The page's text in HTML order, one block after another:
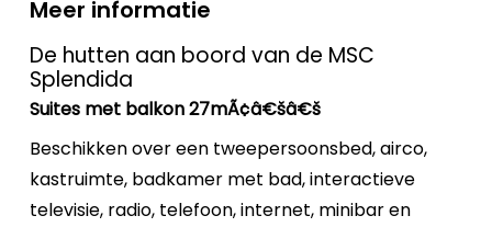
Meer informatie
De hutten aan boord van de MSC
Splendida
Suites met balkon 27mÃ¢â€šâ€š
Beschikken over een tweepersoonsbed, airco,
kastruimte, badkamer met bad, interactieve
televisie, radio, telefoon, internet, minibar en